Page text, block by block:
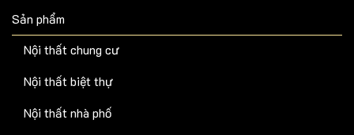
Sản phẩm
Nội thất chung cư
Nội thất biệt thự
Nội thất nhà phố